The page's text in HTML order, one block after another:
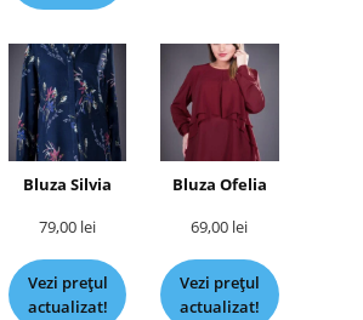
Bluza Silvia
79,00 lei
Vezi prețul
actualizat!
Bluza Ofelia
69,00 lei
Vezi prețul
actualizat!